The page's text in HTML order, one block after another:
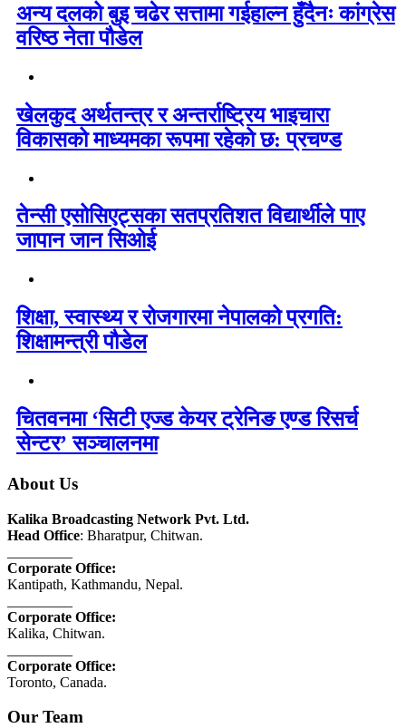
अन्य दलको बुइ चढेर सत्तामा गईहाल्न हुँदैनः कांग्रेस
वरिष्ठ नेता पौडेल
खेलकुद अर्थतन्त्र र अन्तर्राष्ट्रिय भाइचारा
विकासको माध्यमका रूपमा रहेको छ: प्रचण्ड
तेन्सी एसोसिएट्सका सतप्रतिशत विद्यार्थीले पाए
जापान जान सिओई
शिक्षा, स्वास्थ्य र रोजगारमा नेपालको प्रगति:
शिक्षामन्त्री पौडेल
चितवनमा ‘सिटी एज्ड केयर ट्रेनिङ एण्ड रिसर्च
सेन्टर’ सञ्चालनमा
About Us
Kalika Broadcasting Network Pvt. Ltd.
Head Office: Bharatpur, Chitwan.
Corporate Office:
Kantipath, Kathmandu, Nepal.
Corporate Office:
Kalika, Chitwan.
Corporate Office:
Toronto, Canada.
Our Team